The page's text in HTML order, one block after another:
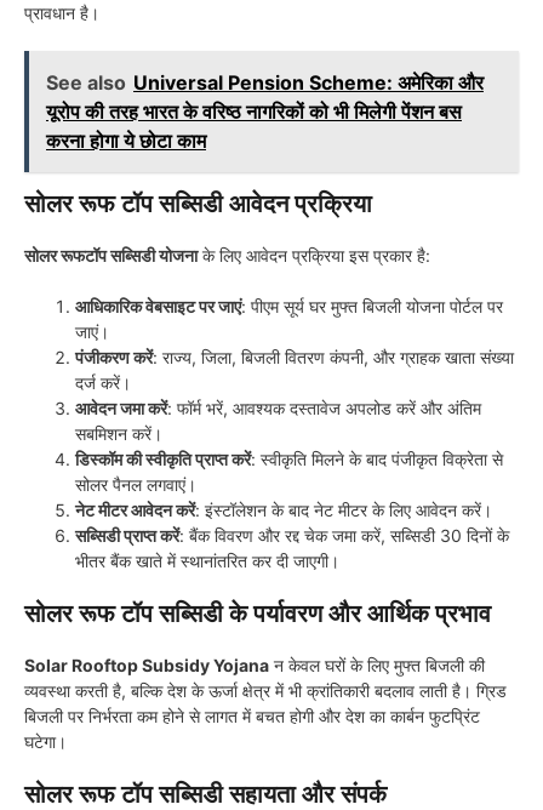
प्रावधान है।
See also Universal Pension Scheme: अमेरिका और
यूरोप की तरह भारत के वरिष्ठ नागरिकों को भी मिलेगी पेंशन बस
करना होगा ये छोटा काम
सोलर रूफ टॉप सब्सिडी आवेदन प्रक्रिया
सोलर रूफटॉप सब्सिडी योजनाके लिए आवेदन प्रक्रिया इस प्रकार है:
आधिकारिक वेबसाइट पर जाएं: पीएम सूर्य घर मुफ्त बिजली योजना पोर्टल पर
जाएं।
पंजीकरण करें: राज्य, जिला, बिजली वितरण कंपनी, और ग्राहक खाता संख्या
दर्ज करें।
आवेदन जमा करें: फॉर्म भरें, आवश्यक दस्तावेज अपलोड करें और अंतिम
सबमिशन करें।
डिस्कॉम की स्वीकृति प्राप्त करें: स्वीकृति मिलने के बाद पंजीकृत विक्रेता से
सोलर पैनल लगवाएं।
नेट मीटर आवेदन करें: इंस्टॉलेशन के बाद नेट मीटर के लिए आवेदन करें।
सब्सिडी प्राप्त करें: बैंक विवरण और रद्द चेक जमा करें, सब्सिडी 30 दिनों के
भीतर बैंक खाते में स्थानांतरित कर दी जाएगी।
सोलर रूफ टॉप सब्सिडी के पर्यावरण और आर्थिक प्रभाव
Solar Rooftop Subsidy Yojana न केवल घरों के लिए मुफ्त बिजली की
व्यवस्था करती है, बल्कि देश के ऊर्जा क्षेत्र में भी क्रांतिकारी बदलाव लाती है। ग्रिड
बिजली पर निर्भरता कम होने से लागत में बचत होगी और देश का कार्बन फुटप्रिंट
घटेगा।
सोलर रूफ टॉप सब्सिडी सहायता और संपर्क